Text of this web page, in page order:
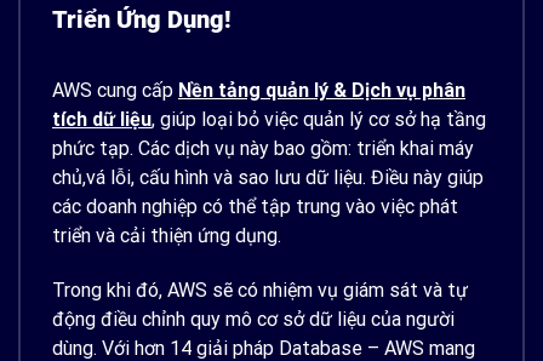
Triển Ứng Dụng!
AWS cung cấp Nền tảng quản lý & Dịch vụ phân
tích dữ liệu, giúp loại bỏ việc quản lý cơ sở hạ tầng
phức tạp. Các dịch vụ này bao gồm: triển khai máy
chủ,vá lỗi, cấu hình và sao lưu dữ liệu. Điều này giúp
các doanh nghiệp có thể tập trung vào việc phát
triển và cải thiện ứng dụng.
Trong khi đó, AWS sẽ có nhiệm vụ giám sát và tự
động điều chỉnh quy mô cơ sở dữ liệu của người
dùng. Với hơn 14 giải pháp Database – AWS mang